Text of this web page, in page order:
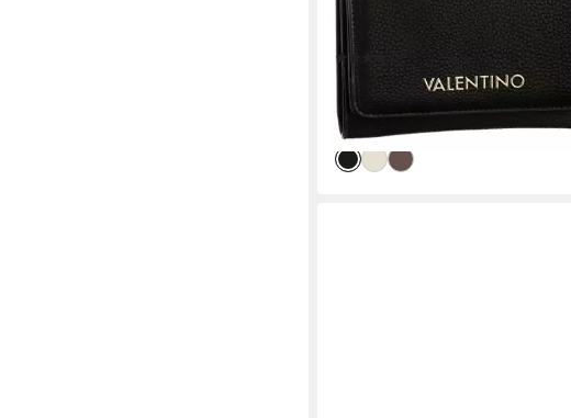
Geldbeutel, Portemonnaie mit
Logoschriftzug
(11)
49,99 €
lieferbar - in 1-2 Werktagen bei dir